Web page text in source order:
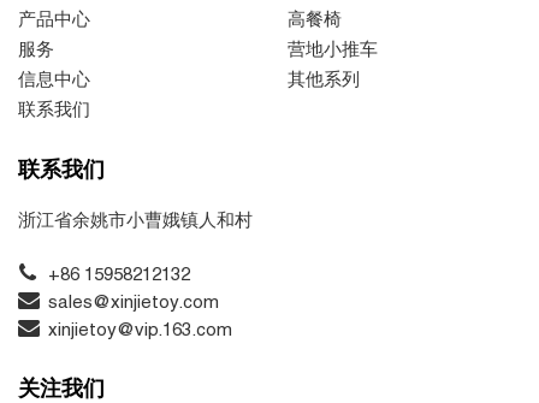
产品中心
服务
信息中心
联系我们
高餐椅
营地小推车
其他系列
联系我们
浙江省余姚市小曹娥镇人和村
+86 15958212132
sales@xinjietoy.com
xinjietoy@vip.163.com
关注我们